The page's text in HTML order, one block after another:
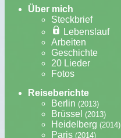
Über mich
Steckbrief
Lebenslauf
Arbeiten
Geschichte
20 Lieder
Fotos
Reiseberichte
Berlin (2013)
Brüssel (2013)
Heidelberg (2014)
Paris (2014)